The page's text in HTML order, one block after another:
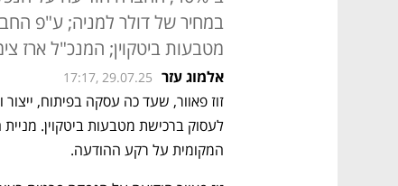
מטבעות ביטקוין; המנכ"ל ארז
אלמוג עזר 17:17, 29.07.25
זוז פאוור, שעד כה עסקה בפיתוח, ייצור
המקומית על רקע ההודעה.